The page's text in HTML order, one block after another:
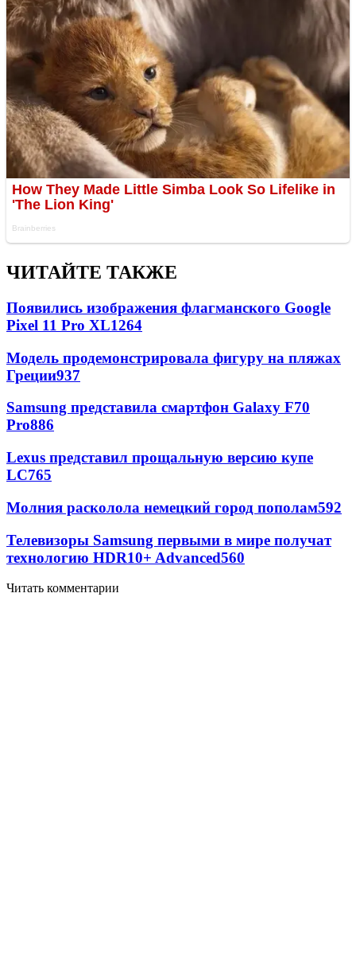
ЧИТАЙТЕ ТАКЖЕ
Появились изображения флагманского Google
Pixel 11 Pro XL1264
Модель продемонстрировала фигуру на пляжах
Греции937
Samsung представила смартфон Galaxy F70
Pro886
Lexus представил прощальную версию купе
LC765
Молния расколола немецкий город пополам592
Телевизоры Samsung первыми в мире получат
технологию HDR10+ Advanced560
Читать комментарии